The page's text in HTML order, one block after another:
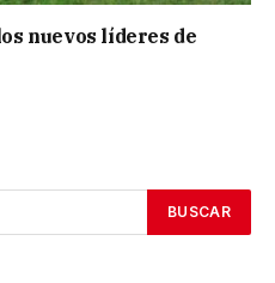
nuevos líderes de